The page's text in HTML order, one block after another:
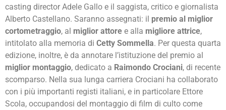
casting director Adele Gallo e il saggista, critico e giornalista
Alberto Castellano. Saranno assegnati: il premio al miglior
cortometraggio, al miglior attore e alla migliore attrice,
intitolato alla memoria di Cetty Sommella. Per questa quarta
edizione, inoltre, è da annotare l’istituzione del premio al
miglior montaggio, dedicato a Raimondo Crociani, di recente
scomparso. Nella sua lunga carriera Crociani ha collaborato
con i più importanti registi italiani, e in particolare Ettore
Scola, occupandosi del montaggio di film di culto come